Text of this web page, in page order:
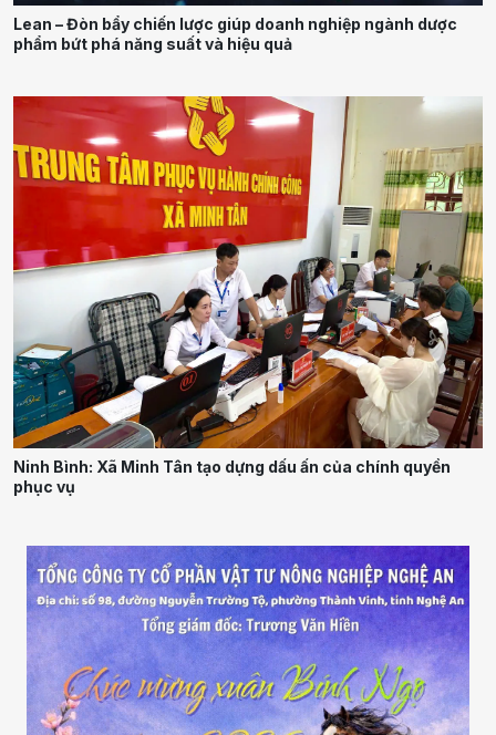
Lean – Đòn bẩy chiến lược giúp doanh nghiệp ngành dược
phẩm bứt phá năng suất và hiệu quả
Ninh Bình: Xã Minh Tân tạo dựng dấu ấn của chính quyền
phục vụ